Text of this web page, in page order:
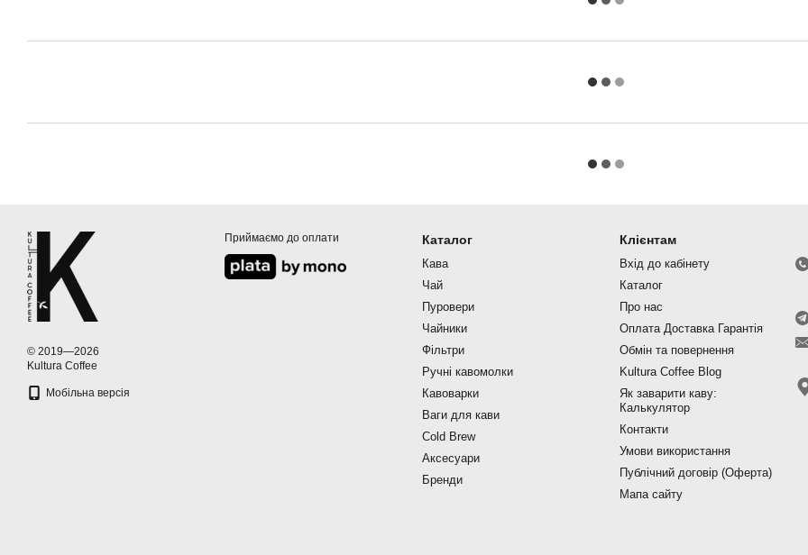
© 2019—2026
Kultura Coffee
Мобільна версія
Приймаємо до оплати Каталог
Кава
Чай
Пуровери
Чайники
Фільтри
Ручні кавомолки
Кавоварки
Ваги для кави
Cold Brew
Аксесуари
Бренди
Клієнтам
Вхід до кабінету
Каталог
Про нас
Оплата Доставка Гарантія
Обмін та повернення
Kultura Coffee Blog
Як заварити каву:
Калькулятор
Контакти
Умови використання
Публічний договір (Оферта)
Мапа сайту